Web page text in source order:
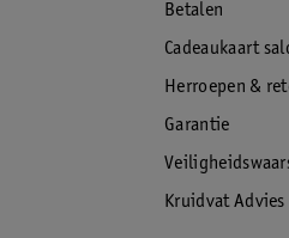
Betalen
Cadeaukaart
Herroepen &
Garantie
Kruidvat Advies